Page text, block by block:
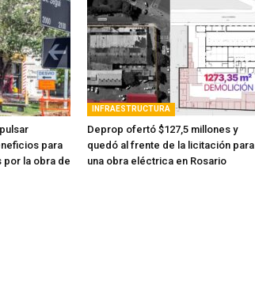
para
la obra de
INFRAESTRUCTURA
Deprop ofertó $127,5 millones y
quedó al frente de la licitación para
una obra eléctrica en Rosario